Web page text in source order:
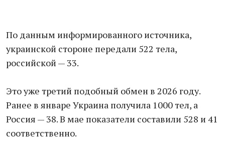
По данным информированного источника,
украинской стороне передали 522 тела,
российской — 33.
Это уже третий подобный обмен в 2026 году.
Ранее в январе Украина получила 1000 тел, а
Россия — 38. В мае показатели составили 528 и 41
соответственно.